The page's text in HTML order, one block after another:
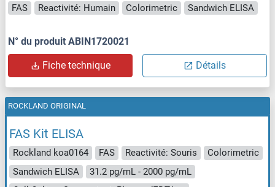
FAS Reactivité: Humain Colorimetric Sandwich ELISA
N° du produit ABIN1720021
Fiche technique Détails
FAS Kit ELISA
Rockland koa0164 FAS Reactivité: Souris
Colorimetric
Sandwich ELISA
31.2 pg/mL - 2000 pg/mL
ROCKLAND ORIGINAL